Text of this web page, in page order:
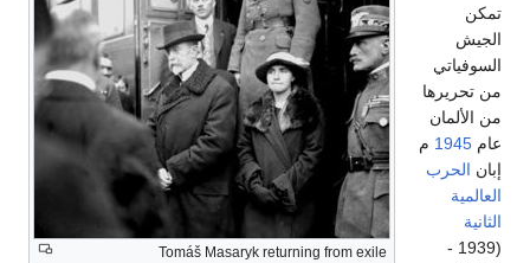
Tomáš Masaryk returning from exile
تمكن
الجيش
السوفياتي
من تحريرها
من الألمان
عام 1945 م
إبان الحرب
العالمية
الثانية
(1939 -